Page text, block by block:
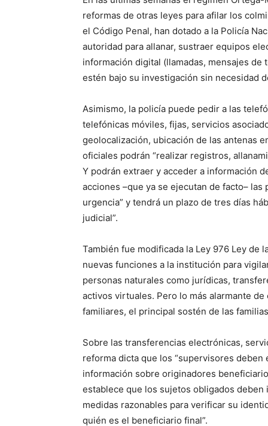
reformas de otras leyes para afilar los
el Código Penal, han dotado a la Policía
autoridad para allanar, sustraer equipos
información digital (llamadas, mensajes
estén bajo su investigación sin necesidad
Asimismo, la policía puede pedir a las
telefónicas móviles, fijas, servicios
geolocalización, ubicación de las antenas
oficiales podrán “realizar registros,
Y podrán extraer y acceder a información
acciones –que ya se ejecutan de facto–
urgencia” y tendrá un plazo de tres días
judicial”.
También fue modificada la Ley 976 Ley de
nuevas funciones a la institución para
personas naturales como jurídicas,
activos virtuales. Pero lo más alarmante
familiares, el principal sostén de las
Sobre las transferencias electrónicas,
reforma dicta que los “supervisores
información sobre originadores
establece que los sujetos obligados
medidas razonables para verificar su
quién es el beneficiario final”.